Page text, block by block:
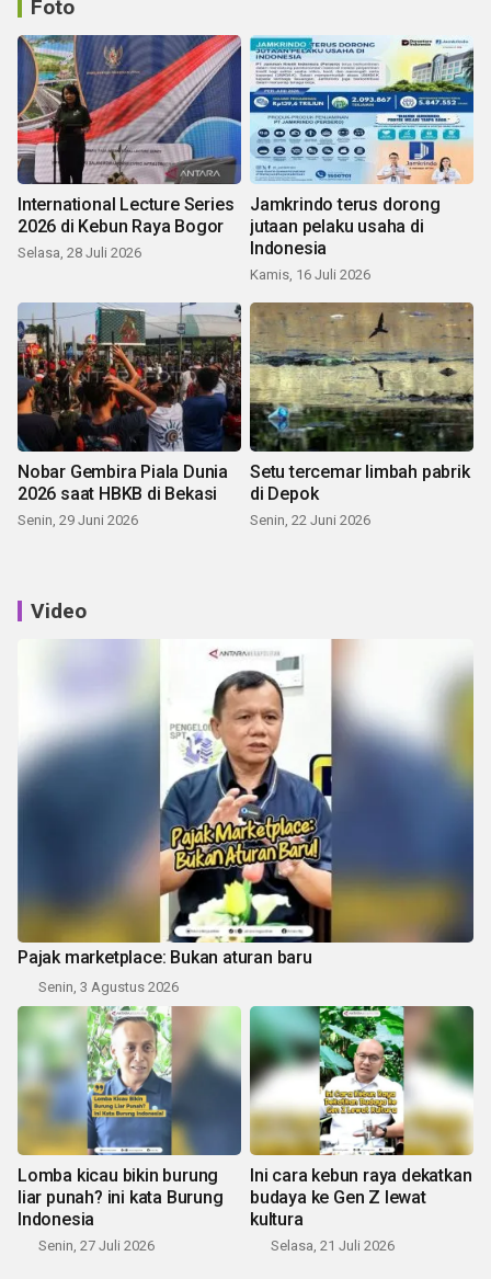
Foto
International Lecture Series
2026 di Kebun Raya Bogor
Selasa, 28 Juli 2026
Jamkrindo terus dorong
jutaan pelaku usaha di
Indonesia
Kamis, 16 Juli 2026
Nobar Gembira Piala Dunia
2026 saat HBKB di Bekasi
Senin, 29 Juni 2026
Setu tercemar limbah pabrik
di Depok
Senin, 22 Juni 2026
Video
Pajak marketplace: Bukan aturan baru
Senin, 3 Agustus 2026
Lomba kicau bikin burung
liar punah? ini kata Burung
Indonesia
Senin, 27 Juli 2026
Ini cara kebun raya dekatkan
budaya ke Gen Z lewat
kultura
Selasa, 21 Juli 2026